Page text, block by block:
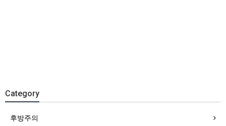
Category
후방주의